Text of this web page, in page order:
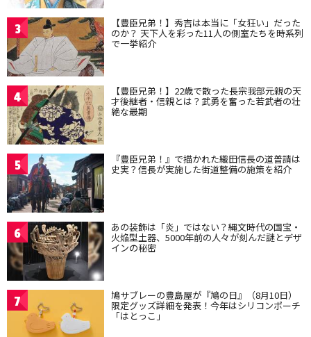
3 【豊臣兄弟！】秀吉は本当に「女狂い」だった
のか？ 天下人を彩った11人の側室たちを時系列
で一挙紹介
4 【豊臣兄弟！】22歳で散った長宗我部元親の天
才後継者・信親とは？武勇を奮った若武者の壮
絶な最期
5 『豊臣兄弟！』で描かれた織田信長の道普請は
史実？信長が実施した街道整備の施策を紹介
6 あの装飾は「炎」ではない？縄文時代の国宝・
火焔型土器、5000年前の人々が刻んだ謎とデザ
インの秘密
7 鳩サブレーの豊島屋が『鳩の日』（8月10日）
限定グッズ詳細を発表！今年はシリコンポーチ
「はとっこ」